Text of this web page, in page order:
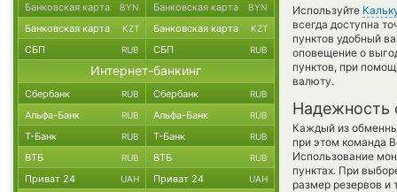
Используйте
всегда доступна
пунктов удобный
оповещение о
пунктов, при
валюту.
Надежность
Каждый из
при этом команда
Использование
пунктах. При
размер резервов и
Банковская карта BYN Банковская карта BYN
Банковская карта KZT Банковская карта KZT
СБП RUB СБП RUB
Интернет-банкинг
Сбербанк RUB Сбербанк RUB
Альфа-Банк RUB Альфа-Банк RUB
Т-Банк RUB Т-Банк RUB
ВТБ RUB ВТБ RUB
Приват 24 UAH Приват 24 UAH